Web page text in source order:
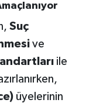
Suç
ve
ile
üyelerinin